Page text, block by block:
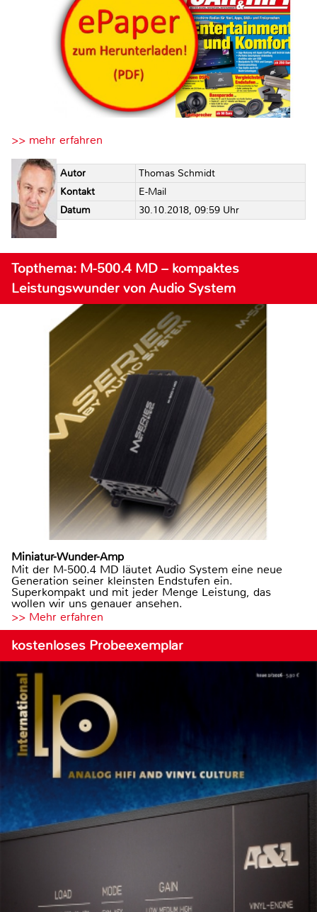
>> mehr erfahren
Autor
Thomas Schmidt
Kontakt
E-Mail
Datum
30.10.2018, 09:59 Uhr
Topthema: M-500.4 MD – kompaktes
Leistungswunder von Audio System
Miniatur-Wunder-Amp
Mit der M-500.4 MD läutet Audio System eine neue
Generation seiner kleinsten Endstufen ein.
Superkompakt und mit jeder Menge Leistung, das
wollen wir uns genauer ansehen.
>> Mehr erfahren
kostenloses Probeexemplar